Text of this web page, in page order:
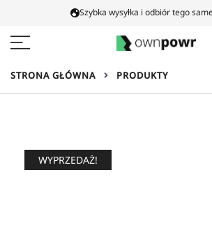
do
Szybka wysyłka i odbiór tego
STRONA GŁÓWNA PRODUKTY
WYPRZEDAŻ!